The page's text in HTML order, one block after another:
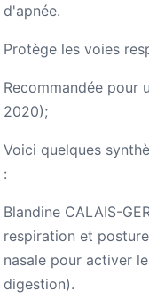
d'apnée.
Protège les voies
Recommandée pour
2020);
Voici quelques
:
Blandine CALAIS-
respiration et
nasale pour activer
digestion).